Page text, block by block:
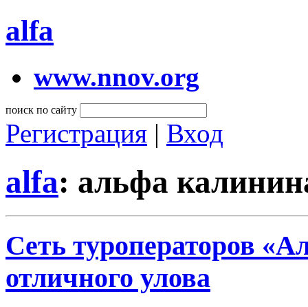
alfa
www.nnov.org
поиск по сайту
Регистрация | Вход
alfa: альфа
Сеть туроператоров
отличного улова